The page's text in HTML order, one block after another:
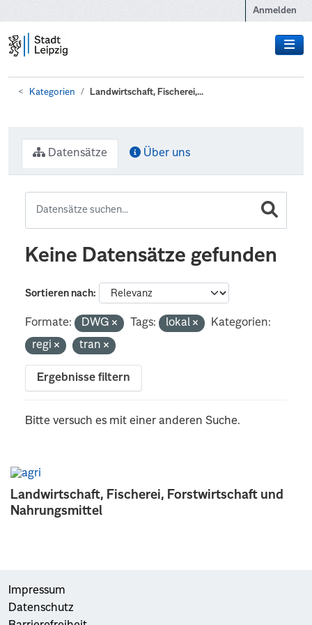
Anmelden
Kategorien Landwirtschaft, Fischerei,...
Landwirtschaft, Fischerei, Forstwirtschaft und
Nahrungsmittel
Datensätze Über uns
Keine Datensätze gefunden
Sortieren nach
Formate: DWG Tags: lokal
Kategorien:
regi
tran
Ergebnisse filtern
Bitte versuch es mit einer anderen Suche.
Impressum
Datenschutz